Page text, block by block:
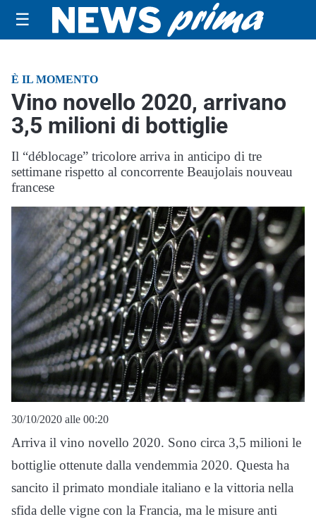
☰
È IL MOMENTO
Vino novello 2020, arrivano
3,5 milioni di bottiglie
Il “déblocage” tricolore arriva in anticipo di tre
settimane rispetto al concorrente Beaujolais nouveau
francese
30/10/2020 alle 00:20
Arriva il vino novello 2020. Sono circa 3,5 milioni le
bottiglie ottenute dalla vendemmia 2020. Questa ha
sancito il primato mondiale italiano e la vittoria nella
sfida delle vigne con la Francia, ma le misure anti